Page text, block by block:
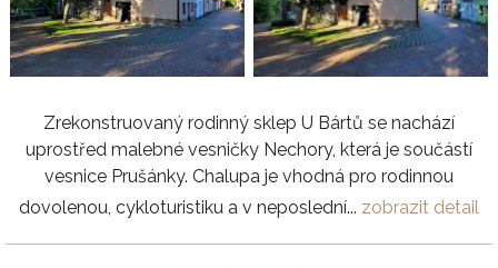
Zrekonstruovaný rodinný sklep U Bártů se nachází
uprostřed malebné vesničky Nechory, která je součástí
vesnice Prušánky. Chalupa je vhodná pro rodinnou
dovolenou, cykloturistiku a v neposlední... zobrazit detail